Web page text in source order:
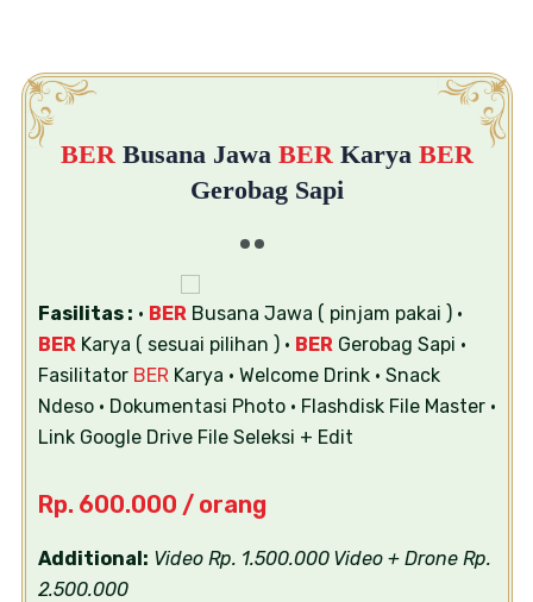
BER Busana Jawa BER Karya BER
Gerobag Sapi
Fasilitas : • BERBusana Jawa ( pinjam pakai )•
BERKarya ( sesuai pilihan )• BERGerobag Sapi •
Fasilitator BERKarya • Welcome Drink• Snack
Ndeso• Dokumentasi Photo• Flashdisk File Master•
Link Google Drive File Seleksi + Edit
Rp. 600.000 / orang
Additional: Video Rp. 1.500.000Video + Drone Rp.
2.500.000